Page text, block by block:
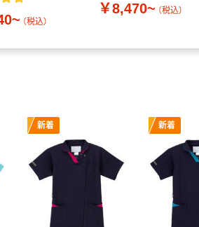
（税込）
￥8,470~ （税込）
新着 新着